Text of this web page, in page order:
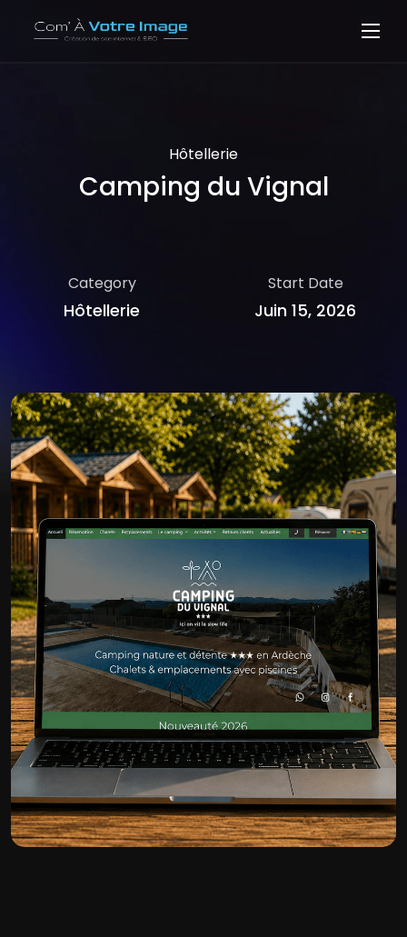
Hôtellerie
Camping du Vignal
Category
Hôtellerie
Start Date
Juin 15, 2026